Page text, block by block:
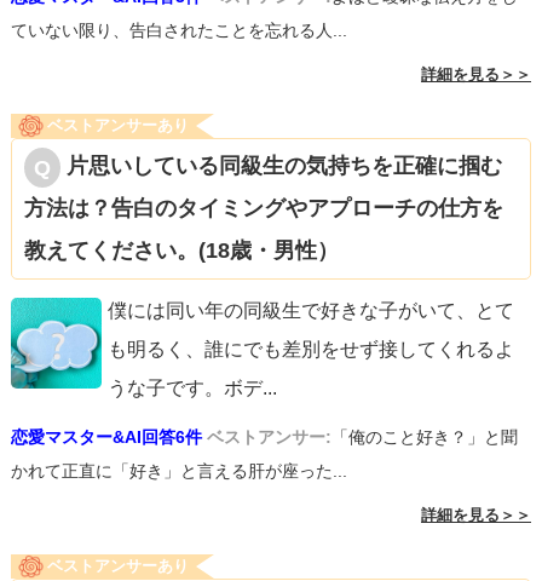
ていない限り、告白されたことを忘れる人...
詳細を見る＞＞
ベストアンサーあり
片思いしている同級生の気持ちを正確に掴む
方法は？告白のタイミングやアプローチの仕方を
教えてください。(18歳・男性）
僕には同い年の同級生で好きな子がいて、とて
も明るく、誰にでも差別をせず接してくれるよ
うな子です。ボデ...
恋愛マスター&AI回答6件 ベストアンサー: 「俺のこと好き？」と聞
かれて正直に「好き」と言える肝が座った...
詳細を見る＞＞
ベストアンサーあり